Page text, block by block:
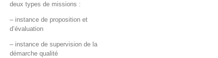
deux types de missions :
– instance de proposition et
d’évaluation
– instance de supervision de la
démarche qualité